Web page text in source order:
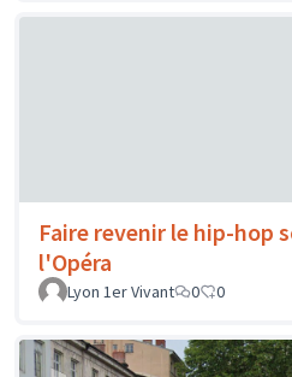
Faire revenir le hip-hop
l'Opéra
Lyon 1er Vivant 0 0